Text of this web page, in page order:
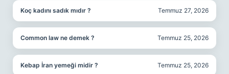
Koç kadını sadık mıdır ? Temmuz 27, 2026
Common law ne demek ? Temmuz 25, 2026
Kebap İran yemeği midir ? Temmuz 25, 2026